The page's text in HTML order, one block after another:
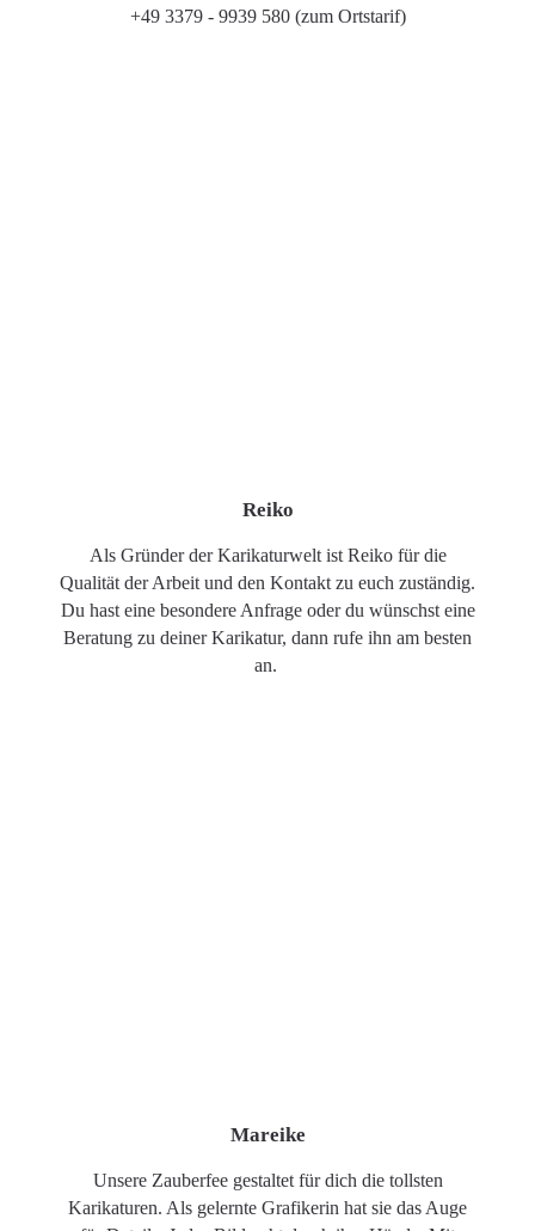
+49 3379 - 9939 580 (zum Ortstarif)
Reiko
Als Gründer der Karikaturwelt ist Reiko für die
Qualität der Arbeit und den Kontakt zu euch zuständig.
Du hast eine besondere Anfrage oder du wünschst eine
Beratung zu deiner Karikatur, dann rufe ihn am besten
an.
Mareike
Unsere Zauberfee gestaltet für dich die tollsten
Karikaturen. Als gelernte Grafikerin hat sie das Auge